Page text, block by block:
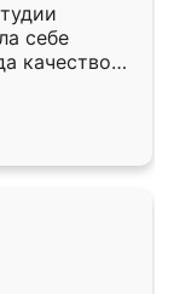
себе
качеством
уже почти